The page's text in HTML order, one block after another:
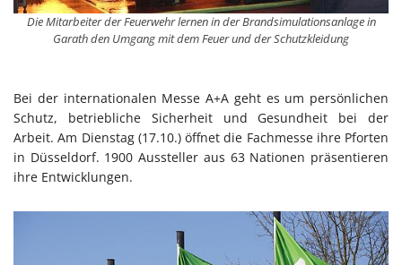
Die Mitarbeiter der Feuerwehr lernen in der Brandsimulationsanlage in
Garath den Umgang mit dem Feuer und der Schutzkleidung
Bei der internationalen Messe A+A geht es um persönlichen
Schutz, betriebliche Sicherheit und Gesundheit bei der
Arbeit. Am Dienstag (17.10.) öffnet die Fachmesse ihre Pforten
in Düsseldorf. 1900 Aussteller aus 63 Nationen präsentieren
ihre Entwicklungen.